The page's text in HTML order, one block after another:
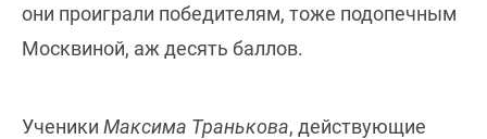
они проиграли победителям, тоже подопечным
Москвиной, аж десять баллов.
Ученики Максима Транькова, действующие